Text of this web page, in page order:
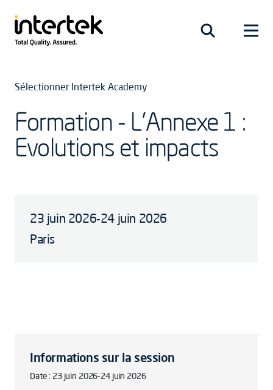
Sélectionner Intertek Academy
Formation - L'Annexe 1 :
Evolutions et impacts
23 juin 2026-24 juin 2026
Paris
Informations sur la session
Date : 23 juin 2026-24 juin 2026